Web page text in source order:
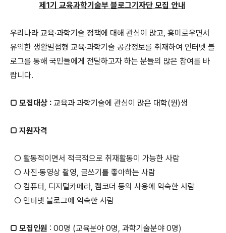
제1기 교육과학기술부 블로그기자단 모집 안내
우리나라 교육·과학기술 정책에 대해 관심이 많고, 흥미로우면서
유익한 생활밀접형 교육·과학기술 공감정보를 취재하여 인터넷 블
로그를 통해 국민들에게 전달하고자 하는 분들의 많은 참여를 바
랍니다.
□ 모집대상 : 교육과 과학기술에 관심이 많은 대학(원)생
□ 지원자격
○ 활동적이면서 적극적으로 취재활동이 가능한 사람
○ 사진·동영상 촬영, 글쓰기를 좋아하는 사람
○ 컴퓨터, 디지털카메라, 캠코더 등의 사용에 익숙한 사람
○ 인터넷 블로그에 익숙한 사람
□ 모집인원 : 00명 (교육분야 0명, 과학기술분야 0명)